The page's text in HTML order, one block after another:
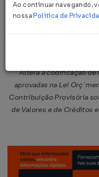
Decreto Nº
Publicado
Altera a codificação de
aprovadas na Lei
Contribuição Provisória
de Valores e de Créditos
Ao continuar navegando,
nossaPolítica de